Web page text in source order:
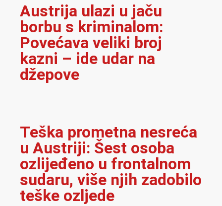
Austrija ulazi u jaču
borbu s kriminalom:
Povećava veliki broj
kazni – ide udar na
džepove
Teška prometna nesreća
u Austriji: Šest osoba
ozlijeđeno u frontalnom
sudaru, više njih zadobilo
teške ozljede